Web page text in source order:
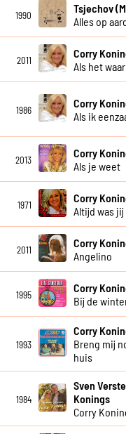
1990
Tsjechov
Alles op
2011
Corry
Als het
1986
Corry
Als ik
2013
Corry
Als je weet
1971
Corry
Altijd was
2011
Corry
Angelino
1995
Corry
Bij de
1993
Corry
Breng mij
huis
1984
Sven
Konings
Corry